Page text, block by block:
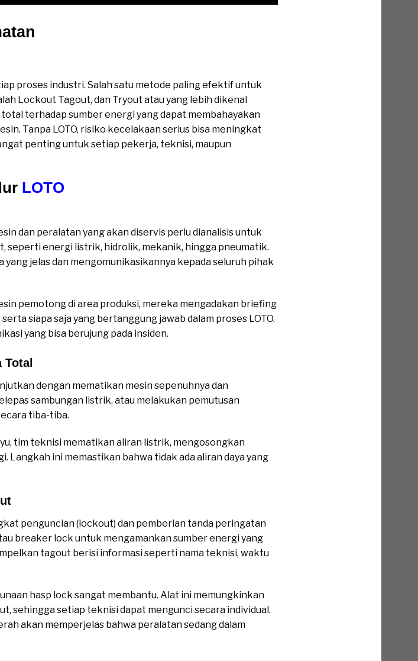
proses industri. Salah satu metode paling efektif untuk
Lockout Tagout, dan Tryout atau yang lebih dikenal
terhadap sumber energi yang dapat membahayakan
Tanpa LOTO, risiko kecelakaan serius bisa meningkat
penting untuk setiap pekerja, teknisi, maupun
LOTO
dan peralatan yang akan diservis perlu dianalisis untuk
seperti energi listrik, hidrolik, mekanik, hingga pneumatik.
jelas dan mengomunikasikannya kepada seluruh pihak
pemotong di area produksi, mereka mengadakan briefing
siapa saja yang bertanggung jawab dalam proses LOTO.
yang bisa berujung pada insiden.
dengan mematikan mesin sepenuhnya dan
sambungan listrik, atau melakukan pemutusan
tiba-tiba.
tim teknisi mematikan aliran listrik, mengosongkan
Langkah ini memastikan bahwa tidak ada aliran daya yang
penguncian (lockout) dan pemberian tanda peringatan
breaker lock untuk mengamankan sumber energi yang
tagout berisi informasi seperti nama teknisi, waktu
hasp lock sangat membantu. Alat ini memungkinkan
sehingga setiap teknisi dapat mengunci secara individual.
akan memperjelas bahwa peralatan sedang dalam